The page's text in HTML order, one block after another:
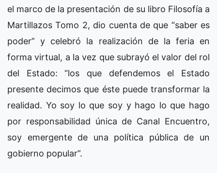
el marco de la presentación de su libro Filosofía a
Martillazos Tomo 2, dio cuenta de que “saber es
poder” y celebró la realización de la feria en
forma virtual, a la vez que subrayó el valor del rol
del Estado: “los que defendemos el Estado
presente decimos que éste puede transformar la
realidad. Yo soy lo que soy y hago lo que hago
por responsabilidad única de Canal Encuentro,
soy emergente de una política pública de un
gobierno popular”.